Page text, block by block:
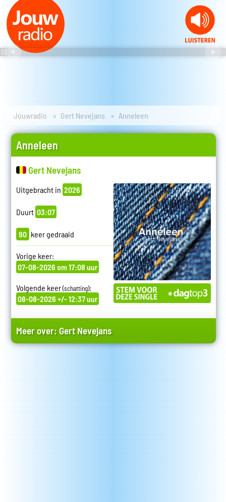
Jouwradio Gert Nevejans Anneleen
Anneleen
Gert Nevejans
Uitgebracht in 2026
Duurt 03:07
90 keer gedraaid
Vorige keer:
07-08-2026 om 17:08 uur
Volgende keer(schatting):
08-08-2026 +/- 12:37 uur
Meer over: Gert Nevejans